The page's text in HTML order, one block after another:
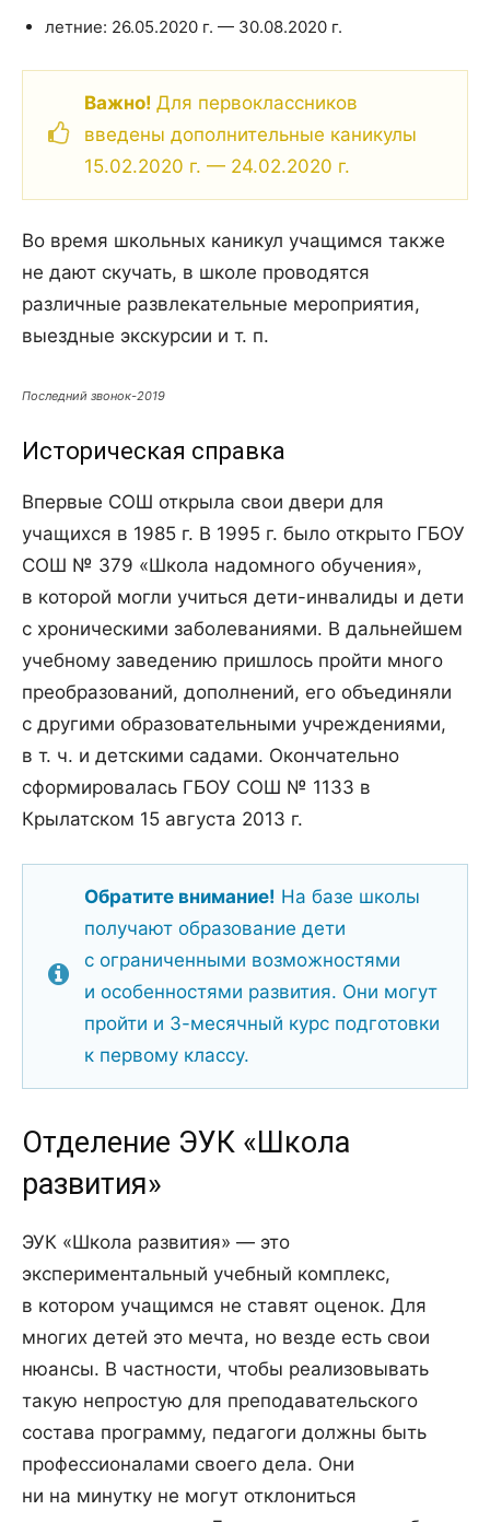
летние: 26.05.2020 г. — 30.08.2020 г.
Важно!Для первоклассников
введены дополнительные каникулы
15.02.2020 г. — 24.02.2020 г.
Во время школьных каникул учащимся также
не дают скучать, в школе проводятся
различные развлекательные мероприятия,
выездные экскурсии и т. п.
Последний звонок-2019
Историческая справка
Впервые СОШ открыла свои двери для
учащихся в 1985 г. В 1995 г. было открыто ГБОУ
СОШ № 379 «Школа надомного обучения»,
в которой могли учиться дети-инвалиды и дети
с хроническими заболеваниями. В дальнейшем
учебному заведению пришлось пройти много
преобразований, дополнений, его объединяли
с другими образовательными учреждениями,
в т. ч. и детскими садами. Окончательно
сформировалась ГБОУ СОШ № 1133 в
Крылатском 15 августа 2013 г.
Обратите внимание! На базе школы
получают образование дети
с ограниченными возможностями
и особенностями развития. Они могут
пройти и 3-месячный курс подготовки
к первому классу.
Отделение ЭУК «Школа
развития»
ЭУК «Школа развития» — это
экспериментальный учебный комплекс,
в котором учащимся не ставят оценок. Для
многих детей это мечта, но везде есть свои
нюансы. В частности, чтобы реализовывать
такую непростую для преподавательского
состава программу, педагоги должны быть
профессионалами своего дела. Они
ни на минутку не могут отклониться